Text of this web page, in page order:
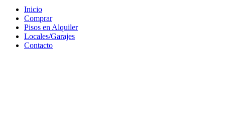
Inicio
Comprar
Pisos en Alquiler
Locales/Garajes
Contacto